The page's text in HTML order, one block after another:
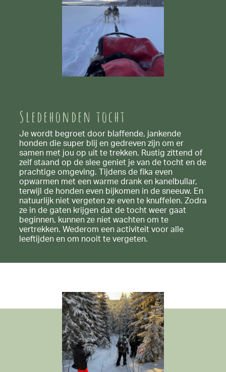
Sledehonden tocht
Je wordt begroet door blaffende, jankende
honden die super blij en gedreven zijn om er
samen met jou op uit te trekken. Rustig zittend of
zelf staand op de slee geniet je van de tocht en de
prachtige omgeving. Tijdens de fika even
opwarmen met een warme drank en kanelbullar,
terwijl de honden even bijkomen in de sneeuw. En
natuurlijk niet vergeten ze even te knuffelen. Zodra
ze in de gaten krijgen dat de tocht weer gaat
beginnen, kunnen ze niet wachten om te
vertrekken. Wederom een activiteit voor alle
leeftijden en om nooit te vergeten.